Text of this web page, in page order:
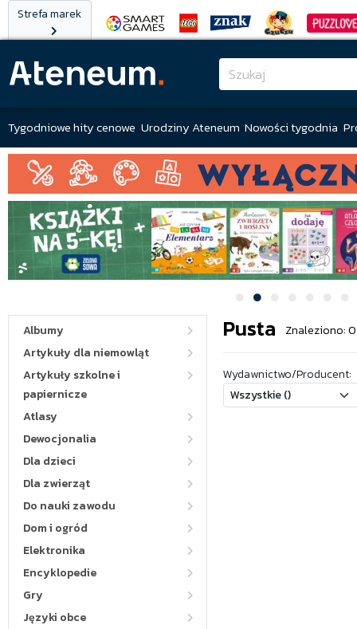
Strefa marek
Tygodniowe hity cenowe Urodziny Ateneum Nowości tygodnia
Albumy
Artykuły dla niemowląt
Artykuły szkolne i
papiernicze
Atlasy
Dewocjonalia
Dla dzieci
Dla zwierząt
Do nauki zawodu
Dom i ogród
Elektronika
Encyklopedie
Gry
Języki obce
Pusta Znaleziono:
Wydawnictwo/Producent: